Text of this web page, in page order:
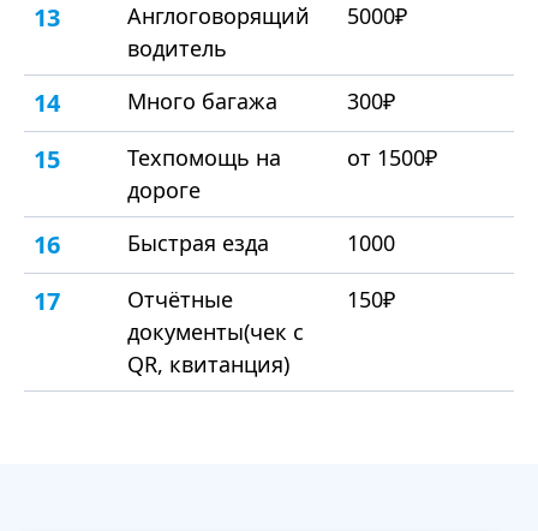
13
Англоговорящий
водитель
5000₽
14 Много багажа 300₽
15
Техпомощь на
дороге
от 1500₽
16 Быстрая езда 1000
17
Отчётные
документы(чек с
QR, квитанция)
150₽